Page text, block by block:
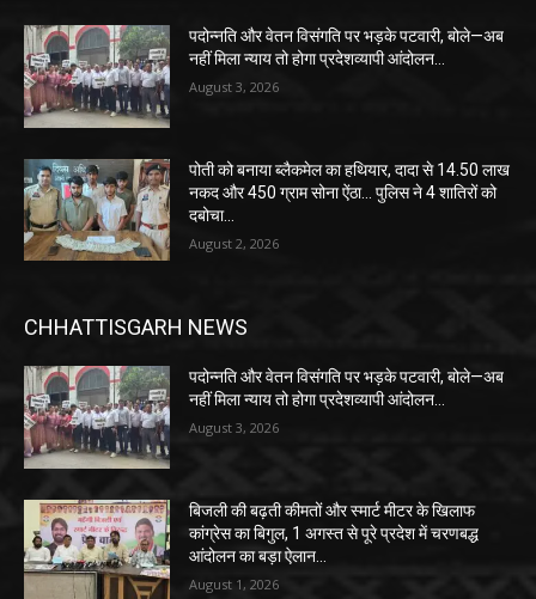
पदोन्नति और वेतन विसंगति पर भड़के पटवारी, बोले—अब
नहीं मिला न्याय तो होगा प्रदेशव्यापी आंदोलन…
August 3, 2026
पोती को बनाया ब्लैकमेल का हथियार, दादा से 14.50 लाख
नकद और 450 ग्राम सोना ऐंठा… पुलिस ने 4 शातिरों को
दबोचा…
August 2, 2026
CHHATTISGARH NEWS
पदोन्नति और वेतन विसंगति पर भड़के पटवारी, बोले—अब
नहीं मिला न्याय तो होगा प्रदेशव्यापी आंदोलन…
August 3, 2026
बिजली की बढ़ती कीमतों और स्मार्ट मीटर के खिलाफ
कांग्रेस का बिगुल, 1 अगस्त से पूरे प्रदेश में चरणबद्ध
आंदोलन का बड़ा ऐलान…
August 1, 2026